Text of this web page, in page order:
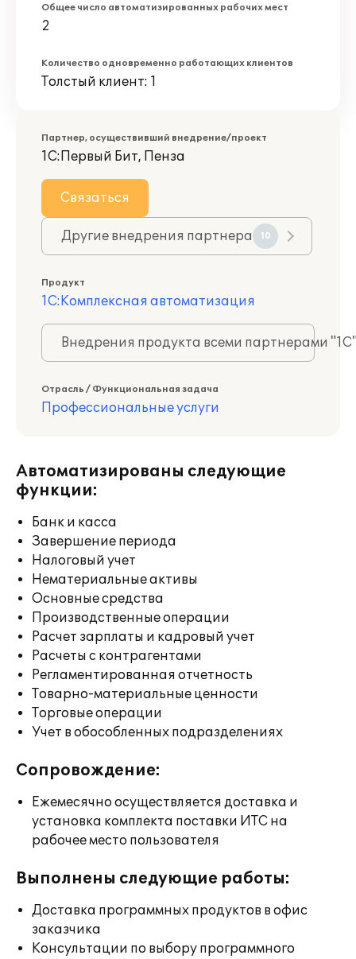
Общее число автоматизированных рабочих мест
2
Количество одновременно работающих клиентов
Толстый клиент: 1
Партнер, осуществивший внедрение/проект
1С:Первый Бит, Пенза
Связаться
Другие внедрения партнера 10
Продукт
1С:Комплексная автоматизация
Внедрения продукта всеми партнерами
Отрасль / Функциональная задача
Профессиональные услуги
Автоматизированы следующие
функции:
Банк и касса
Завершение периода
Налоговый учет
Нематериальные активы
Основные средства
Производственные операции
Расчет зарплаты и кадровый учет
Расчеты с контрагентами
Регламентированная отчетность
Товарно-материальные ценности
Торговые операции
Учет в обособленных подразделениях
Сопровождение:
Ежемесячно осуществляется доставка и
установка комплекта поставки ИТС на
рабочее место пользователя
Выполнены следующие работы:
Доставка программных продуктов в офис
заказчика
Консультации по выбору программного